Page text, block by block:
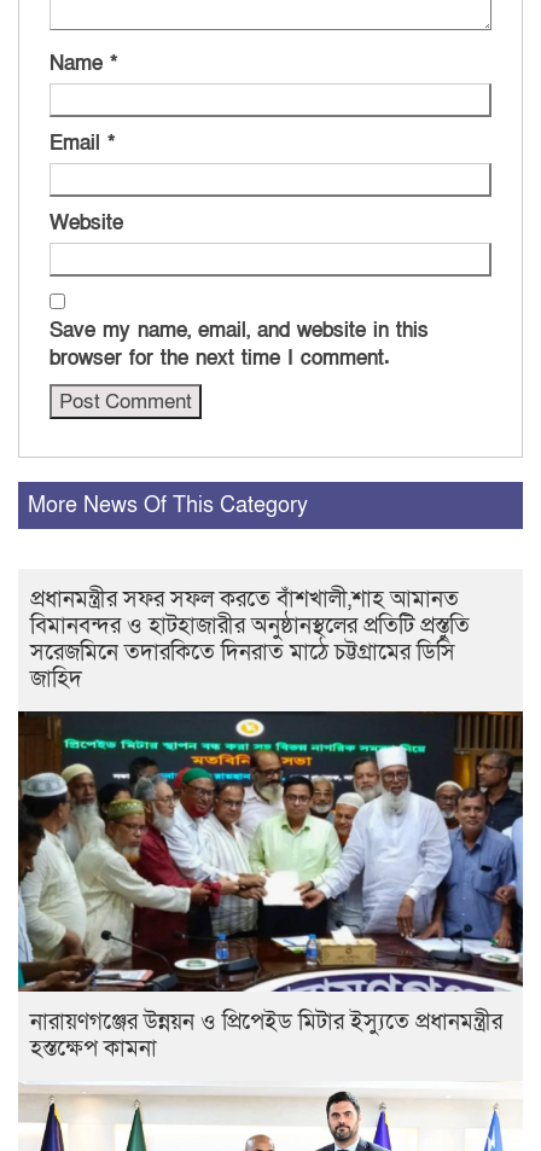
Name *
Email *
Website
Save my name, email, and website in this
browser for the next time I comment.
More News Of This Category
প্রধানমন্ত্রীর সফর সফল করতে বাঁশখালী,শাহ আমানত
বিমানবন্দর ও হাটহাজারীর অনুষ্ঠানস্থলের প্রতিটি প্রস্তুতি
সরেজমিনে তদারকিতে দিনরাত মাঠে চট্টগ্রামের ডিসি
জাহিদ
নারায়ণগঞ্জের উন্নয়ন ও প্রিপেইড মিটার ইস্যুতে প্রধানমন্ত্রীর
হস্তক্ষেপ কামনা